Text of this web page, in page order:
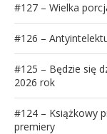
#127 – Wielka
#126 –
#125 – Będzie się
2026 rok
#124 – Książkowy
premiery